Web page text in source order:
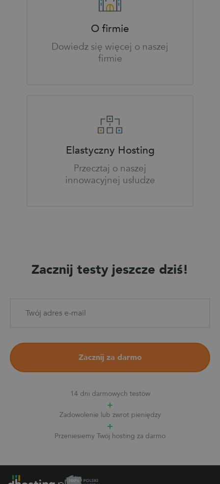
O firmie
Dowiedz się więcej o naszej
firmie
Elastyczny Hosting
Przecztaj o naszej
innowacyjnej usłudze
Zacznij testy jeszcze dziś!
Zacznij za darmo
14 dni darmowych testów
Zadowolenie lub zwrot pieniędzy
Przeniesiemy Twój hosting za darmo